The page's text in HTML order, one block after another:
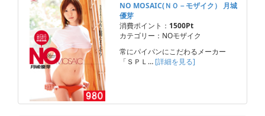
NO MOSAIC(ＮＯ－モザイク） 月城
優芽
消費ポイント： 1500Pt
カテゴリー：NOモザイク
常にパイパンにこだわるメーカー
「ＳＰＬ… [詳細を見る]